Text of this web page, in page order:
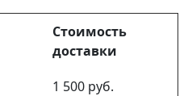
Стоимость
доставки
1 500 руб.